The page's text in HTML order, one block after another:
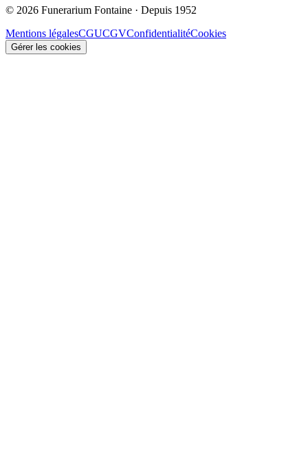
© 2026 Funerarium Fontaine · Depuis 1952
Mentions légalesCGUCGVConfidentialitéCookies
Gérer les cookies